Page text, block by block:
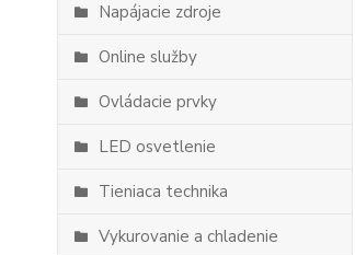
Napájacie zdroje
Online služby
Ovládacie prvky
LED osvetlenie
Tieniaca technika
Vykurovanie a chladenie